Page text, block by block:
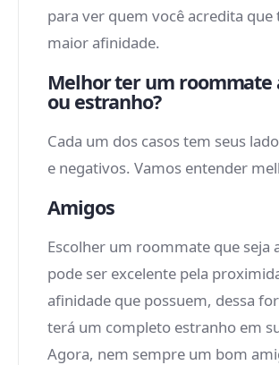
para ver quem você acredita que
maior afinidade.
Melhor ter um roommate
ou estranho?
Cada um dos casos tem seus
e negativos. Vamos entender
Amigos
Escolher um roommate que seja
pode ser excelente pela
afinidade que possuem, dessa
terá um completo estranho em
Agora, nem sempre um bom